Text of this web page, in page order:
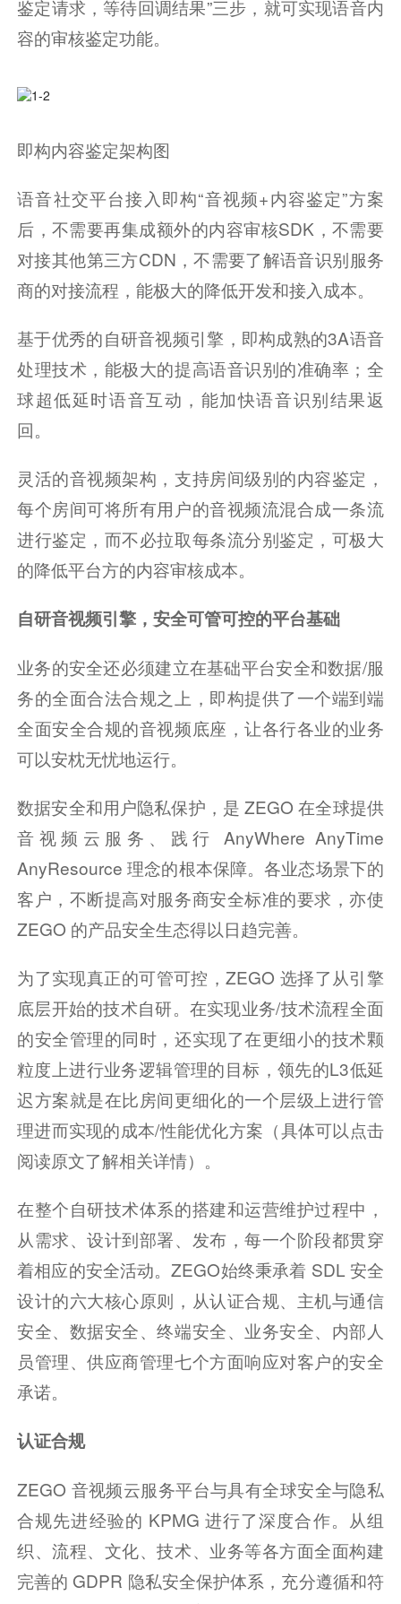
鉴定请求，等待回调结果”三步，就可实现语音内
容的审核鉴定功能。
即构内容鉴定架构图
语音社交平台接入即构“音视频+内容鉴定”方案
后，不需要再集成额外的内容审核SDK，不需要
对接其他第三方CDN，不需要了解语音识别服务
商的对接流程，能极大的降低开发和接入成本。
基于优秀的自研音视频引擎，即构成熟的3A语音
处理技术，能极大的提高语音识别的准确率；全
球超低延时语音互动，能加快语音识别结果返
回。
灵活的音视频架构，支持房间级别的内容鉴定，
每个房间可将所有用户的音视频流混合成一条流
进行鉴定，而不必拉取每条流分别鉴定，可极大
的降低平台方的内容审核成本。
自研音视频引擎，安全可管可控的平台基础
业务的安全还必须建立在基础平台安全和数据/服
务的全面合法合规之上，即构提供了一个端到端
全面安全合规的音视频底座，让各行各业的业务
可以安枕无忧地运行。
数据安全和用户隐私保护，是 ZEGO 在全球提供
音视频云服务、践行 AnyWhere AnyTime
AnyResource 理念的根本保障。各业态场景下的
客户，不断提高对服务商安全标准的要求，亦使
ZEGO 的产品安全生态得以日趋完善。
为了实现真正的可管可控，ZEGO 选择了从引擎
底层开始的技术自研。在实现业务/技术流程全面
的安全管理的同时，还实现了在更细小的技术颗
粒度上进行业务逻辑管理的目标，领先的L3低延
迟方案就是在比房间更细化的一个层级上进行管
理进而实现的成本/性能优化方案（具体可以点击
阅读原文了解相关详情）。
在整个自研技术体系的搭建和运营维护过程中，
从需求、设计到部署、发布，每一个阶段都贯穿
着相应的安全活动。ZEGO始终秉承着 SDL 安全
设计的六大核心原则，从认证合规、主机与通信
安全、数据安全、终端安全、业务安全、内部人
员管理、供应商管理七个方面响应对客户的安全
承诺。
认证合规
ZEGO 音视频云服务平台与具有全球安全与隐私
合规先进经验的 KPMG 进行了深度合作。从组
织、流程、文化、技术、业务等各方面全面构建
完善的 GDPR 隐私安全保护体系，充分遵循和符